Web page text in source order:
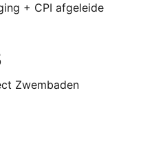
+ CPI afgeleide
Zwembaden